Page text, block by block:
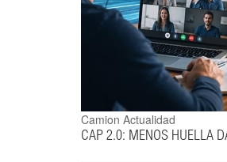
Camion Actualidad
CAP 2.0: MENOS HUELLA